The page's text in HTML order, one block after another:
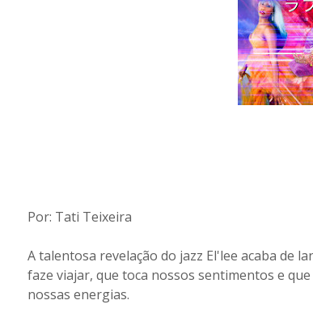
Por: Tati Teixeira
A talentosa revelação do jazz El'lee acaba de
faze viajar, que toca nossos sentimentos e
nossas energias.